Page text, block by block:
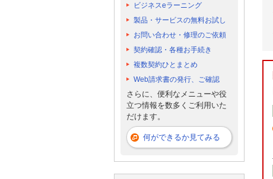
ビジネスeラーニング
製品・サービスの無料お試し
お問い合わせ・修理のご依頼
契約確認・各種お手続き
複数契約ひとまとめ
Web請求書の発行、ご確認
さらに、便利なメニューや役
立つ情報を数多くご利用いた
だけます。
何ができるか見てみる